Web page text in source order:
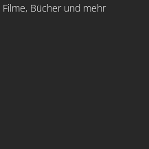
Bücher und mehr